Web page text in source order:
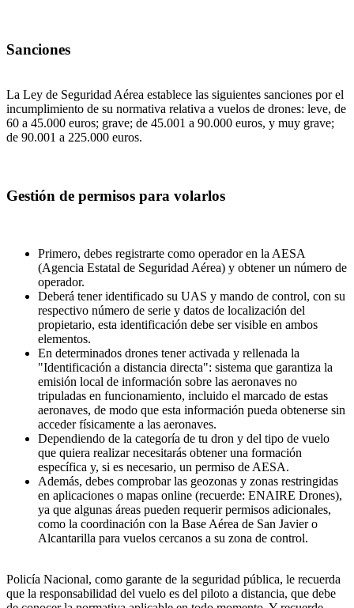
Sanciones
La Ley de Seguridad Aérea establece las siguientes sanciones por el
incumplimiento de su normativa relativa a vuelos de drones: leve, de
60 a 45.000 euros; grave; de 45.001 a 90.000 euros, y muy grave;
de 90.001 a 225.000 euros.
Gestión de permisos para volarlos
Primero, debes registrarte como operador en la AESA
(Agencia Estatal de Seguridad Aérea) y obtener un número de
operador.
Deberá tener identificado su UAS y mando de control, con su
respectivo número de serie y datos de localización del
propietario, esta identificación debe ser visible en ambos
elementos.
En determinados drones tener activada y rellenada la
"Identificación a distancia directa": sistema que garantiza la
emisión local de información sobre las aeronaves no
tripuladas en funcionamiento, incluido el marcado de estas
aeronaves, de modo que esta información pueda obtenerse sin
acceder físicamente a las aeronaves.
Dependiendo de la categoría de tu dron y del tipo de vuelo
que quiera realizar necesitarás obtener una formación
específica y, si es necesario, un permiso de AESA.
Además, debes comprobar las geozonas y zonas restringidas
en aplicaciones o mapas online (recuerde: ENAIRE Drones),
ya que algunas áreas pueden requerir permisos adicionales,
como la coordinación con la Base Aérea de San Javier o
Alcantarilla para vuelos cercanos a su zona de control.
Policía Nacional, como garante de la seguridad pública, le recuerda
que la responsabilidad del vuelo es del piloto a distancia, que debe